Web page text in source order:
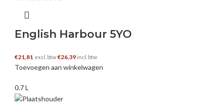
English Harbour 5YO
€21,81 excl. btw€26,39 incl. btw
Toevoegen aan winkelwagen
0.7 L